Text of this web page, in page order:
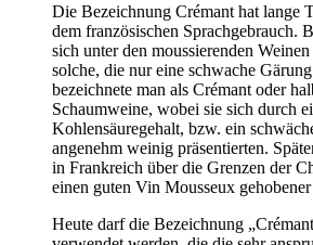
Die Bezeichnung Crémant hat lange
dem französischen Sprachgebrauch.
sich unter den moussierenden
solche, die nur eine schwache
bezeichnete man als Crémant oder
Schaumweine, wobei sie sich durch
Kohlensäuregehalt, bzw. ein
angenehm weinig präsentierten.
in Frankreich über die Grenzen der
einen guten Vin Mousseux
Heute darf die Bezeichnung